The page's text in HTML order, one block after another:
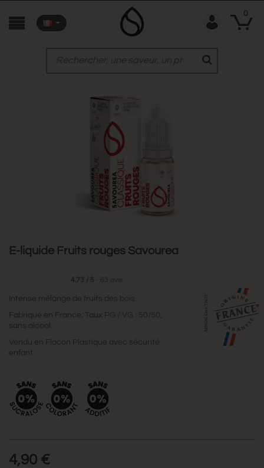
0
E-liquide Fruits rouges Savourea
4.73 / 5 63 avis
Intense mélange de fruits des bois.
Fabriqué en France; Taux PG / VG : 50/50,
sans alcool.
Vendu en Flacon Plastique avec sécurité
enfant.
4,90 €